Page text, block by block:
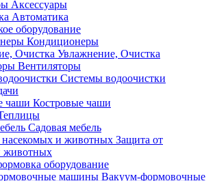
Аксессуары
Автоматика
оборудование
Кондиционеры
Увлажнение, Очистка
Вентиляторы
Системы водоочистки
Костровые чаши
Садовая мебель
Защита от
животных
оборудование
Вакуум-формовочные